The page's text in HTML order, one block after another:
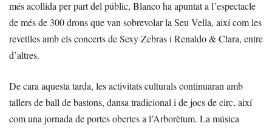
més acollida per part del públic, Blanco ha apuntat a l’espectacle
de més de 300 drons que van sobrevolar la Seu Vella, així com les
revetlles amb els concerts de Sexy Zebras i Renaldo & Clara, entre
d’altres.
De cara aquesta tarda, les activitats culturals continuaran amb
tallers de ball de bastons, dansa tradicional i de jocs de circ, així
com una jornada de portes obertes a l’Arborètum. La música